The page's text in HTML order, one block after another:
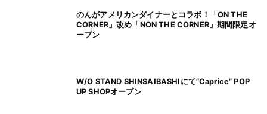
のんがアメリカンダイナーとコラボ！「ON THE
CORNER」改め「NON THE CORNER」期間限定オ
ープン
W/O STAND SHINSAIBASHIにて”Caprice” POP
UP SHOPオープン